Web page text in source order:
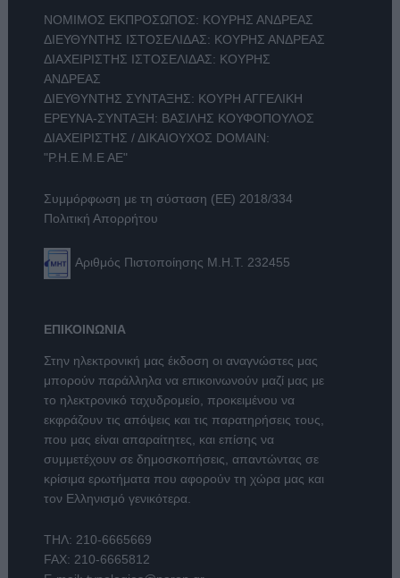
ΝΟΜΙΜΟΣ ΕΚΠΡΟΣΩΠΟΣ: ΚΟΥΡΗΣ ΑΝΔΡΕΑΣ
ΔΙΕΥΘΥΝΤΗΣ ΙΣΤΟΣΕΛΙΔΑΣ: ΚΟΥΡΗΣ ΑΝΔΡΕΑΣ
ΔΙΑΧΕΙΡΙΣΤΗΣ ΙΣΤΟΣΕΛΙΔΑΣ: ΚΟΥΡΗΣ
ΑΝΔΡΕΑΣ
ΔΙΕΥΘΥΝΤΗΣ ΣΥΝΤΑΞΗΣ: ΚΟΥΡΗ ΑΓΓΕΛΙΚΗ
ΕΡΕΥΝΑ-ΣΥΝΤΑΞΗ: ΒΑΣΙΛΗΣ ΚΟΥΦΟΠΟΥΛΟΣ
ΔΙΑΧΕΙΡΙΣΤΗΣ / ΔΙΚΑΙΟΥΧΟΣ DOMAIN:
"Ρ.Η.Ε.Μ.Ε ΑΕ"
Συμμόρφωση με τη σύσταση (ΕΕ) 2018/334
Πολιτική Απορρήτου
Αριθμός Πιστοποίησης Μ.Η.Τ. 232455
ΕΠΙΚΟΙΝΩΝΙΑ
Στην ηλεκτρονική μας έκδοση οι αναγνώστες μας
μπορούν παράλληλα να επικοινωνούν μαζί μας με
το ηλεκτρονικό ταχυδρομείο, προκειμένου να
εκφράζουν τις απόψεις και τις παρατηρήσεις τους,
που μας είναι απαραίτητες, και επίσης να
συμμετέχουν σε δημοσκοπήσεις, απαντώντας σε
κρίσιμα ερωτήματα που αφορούν τη χώρα μας και
τον Ελληνισμό γενικότερα.
ΤΗΛ: 210-6665669
FAX: 210-6665812